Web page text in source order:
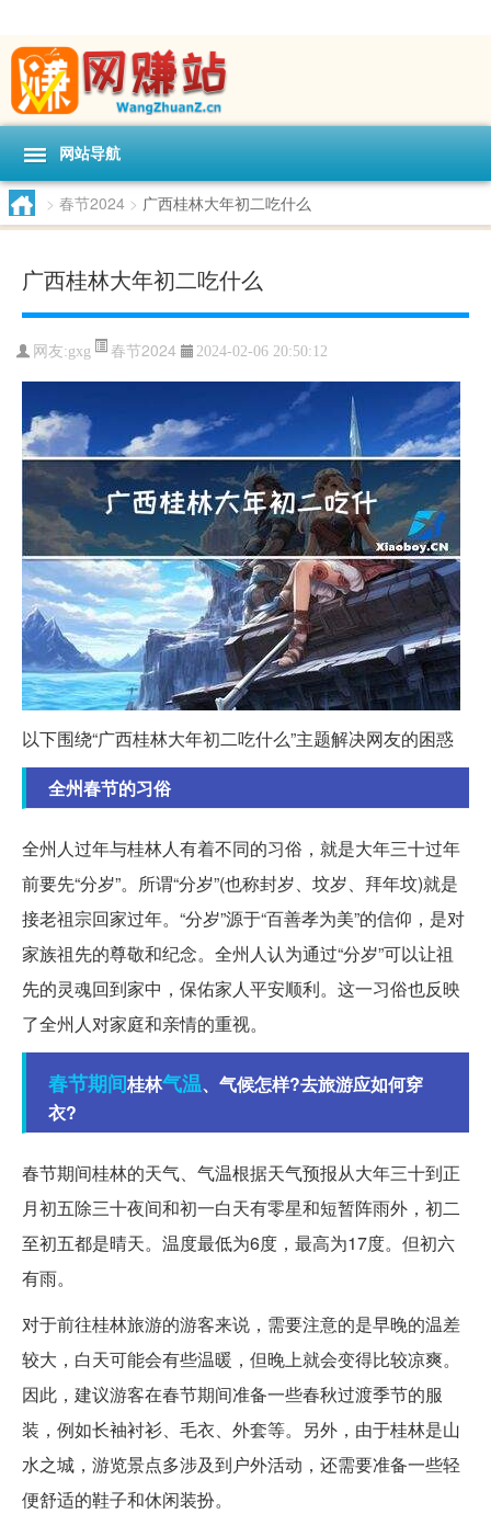
网站导航
> 春节2024 > 广西桂林大年初二吃什么
广西桂林大年初二吃什么
网友:gxg 春节2024 2024-02-06 20:50:12
以下围绕“广西桂林大年初二吃什么”主题解决网友的困惑
全州春节的习俗
全州人过年与桂林人有着不同的习俗，就是大年三十过年
前要先“分岁”。所谓“分岁”(也称封岁、坟岁、拜年坟)就是
接老祖宗回家过年。“分岁”源于“百善孝为美”的信仰，是对
家族祖先的尊敬和纪念。全州人认为通过“分岁”可以让祖
先的灵魂回到家中，保佑家人平安顺利。这一习俗也反映
了全州人对家庭和亲情的重视。
春节期间桂林气温、气候怎样?去旅游应如何穿
衣?
春节期间桂林的天气、气温根据天气预报从大年三十到正
月初五除三十夜间和初一白天有零星和短暂阵雨外，初二
至初五都是晴天。温度最低为6度，最高为17度。但初六
有雨。
对于前往桂林旅游的游客来说，需要注意的是早晚的温差
较大，白天可能会有些温暖，但晚上就会变得比较凉爽。
因此，建议游客在春节期间准备一些春秋过渡季节的服
装，例如长袖衬衫、毛衣、外套等。另外，由于桂林是山
水之城，游览景点多涉及到户外活动，还需要准备一些轻
便舒适的鞋子和休闲装扮。